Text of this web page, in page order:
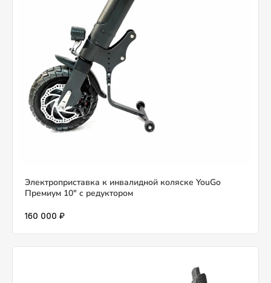
Электроприставка к инвалидной коляске YouGo
Премиум 10" с редуктором
160 000 ₽